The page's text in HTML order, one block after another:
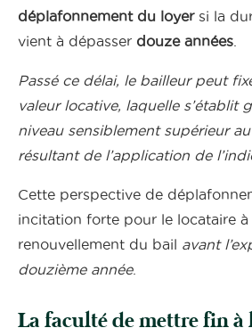
déplafonnement du loyersi la
vient à dépasser douze années
Passé ce délai, le bailleur peut
valeur locative, laquelle s’établit
niveau sensiblement supérieur
résultant de l’application de
Cette perspective de
incitation forte pour le locataire à
renouvellement du bail avant
douzième année.
La faculté de mettre fin à